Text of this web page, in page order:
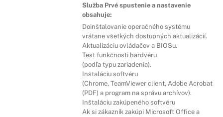
Služba Prvé spustenie a nastavenie
obsahuje:
Doinštalovanie operačného systému
vrátane všetkých dostupných aktualizácií.
Aktualizáciu ovládačov a BIOSu.
Test funkčnosti hardvéru
(podľa typu zariadenia).
Inštaláciu softvéru
(Chrome, TeamViewer client, Adobe Acrobat
(PDF) a program na správu archívov).
Inštaláciu zakúpeného softvéru
Ak si zákazník zakúpi Microsoft Office a